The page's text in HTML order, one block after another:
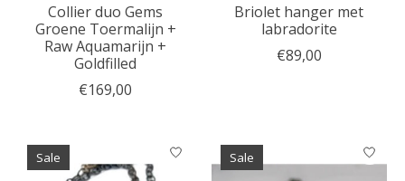
Collier duo Gems
Groene Toermalijn +
Raw Aquamarijn +
Goldfilled
€169,00
Briolet hanger met
labradorite
€89,00
Sale Sale